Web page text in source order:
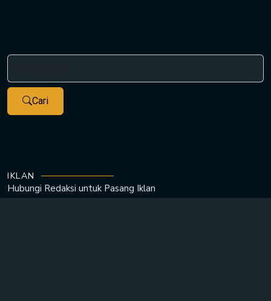
Cari
IKLAN
Hubungi Redaksi untuk Pasang Iklan